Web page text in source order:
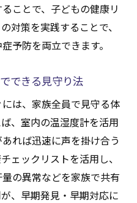
ことで、子どもの健康リ
対策を実践することで、
予防を両立できます。
できる見守り法
は、家族全員で見守る体
、室内の温湿度計を活用
れば迅速に声を掛け合う
ェックリストを活用し、
の異常などを家族で共有
、早期発見・早期対応に